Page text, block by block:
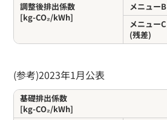
調整後排出係数
[kg-CO₂/kWh]
メニューB
メニューC
(残差)
(参考)2023年1月公表
基礎排出係数
[kg-CO₂/kWh]